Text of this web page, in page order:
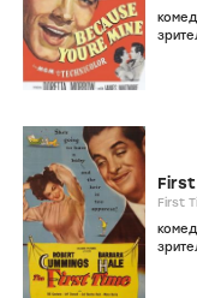
First